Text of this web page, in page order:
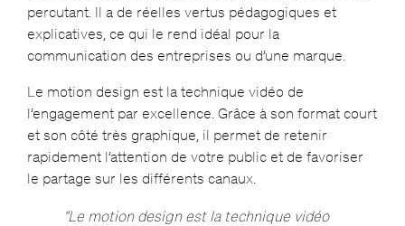
percutant. Il a de réelles vertus pédagogiques et
explicatives, ce qui le rend idéal pour la
communication des entreprises ou d’une marque.
Le motion design est la technique vidéo de
l’engagement par excellence. Grâce à son format court
et son côté très graphique, il permet de retenir
rapidement l’attention de votre public et de favoriser
le partage sur les différents canaux.
“Le motion design est la technique vidéo